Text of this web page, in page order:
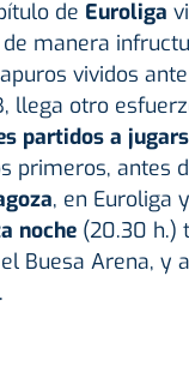
de Euroliga
manera
vividos
llega otro
partidos a
primeros, antes
, en Euroliga
noche (20.30 h.)
Buesa Arena, y
.